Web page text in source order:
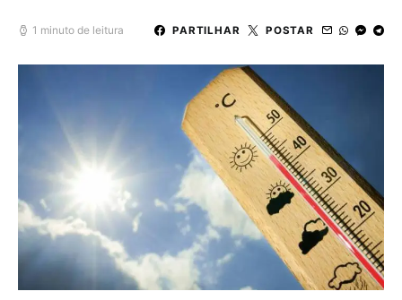
1 minuto de leitura PARTILHAR POSTAR